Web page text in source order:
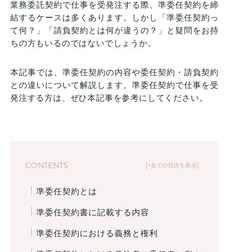
業務委託契約で仕事を受発注する際、準委任契約を締
結するケースは多くあります。しかし「準委任契約っ
て何？」「請負契約とは何が違うの？」と疑問をお持
ちの方もいるのではないでしょうか。
本記事では、準委任契約の内容や委任契約・請負契約
との違いについて解説します。準委任契約で仕事を受
発注する方は、ぜひ本記事を参考にしてください。
+全ての目次を表示
CONTENTS
準委任契約とは
準委任契約書に記載する内容
準委任契約における義務と権利